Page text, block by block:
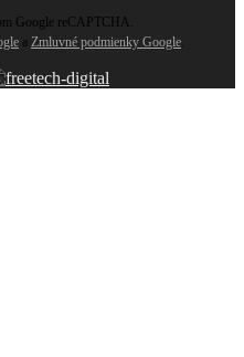
Google reCAPTCHA.
a Zmluvné podmienky Google